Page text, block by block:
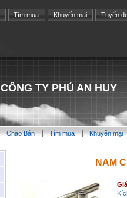
Tìm mua Khuyến mại Tuyển
CÔNG TY PHÚ AN HUY
Chào Bán Tìm mua Khuyến mại
NAM